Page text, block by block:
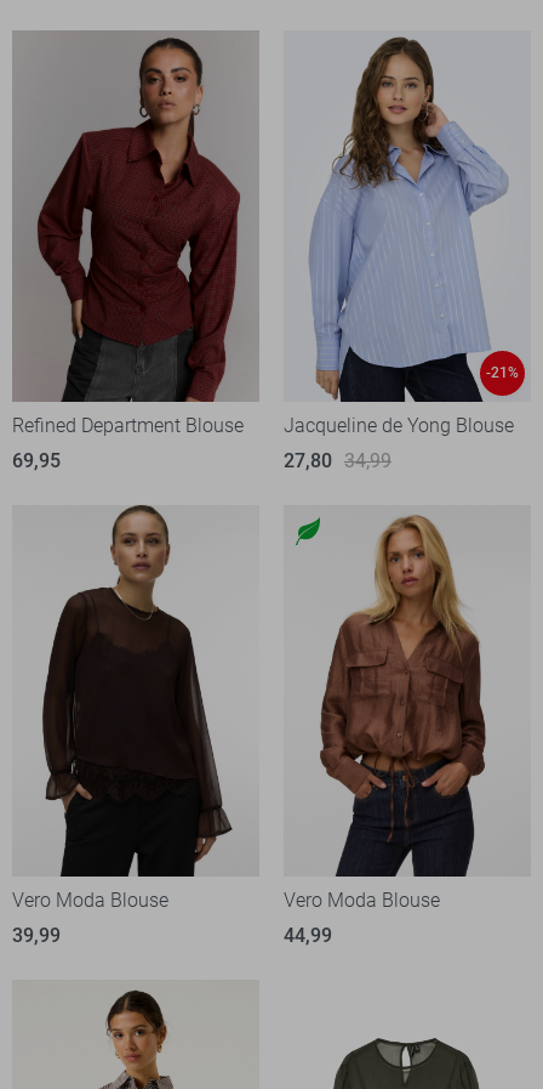
Refined Department Blouse
69,95
-21%
Jacqueline de Yong Blouse
27,80 34,99
Vero Moda Blouse
39,99
Vero Moda Blouse
44,99